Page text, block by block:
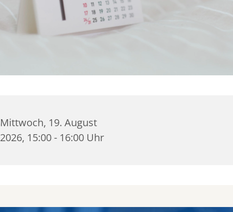
Mittwoch, 19. August
2026, 15:00 - 16:00 Uhr